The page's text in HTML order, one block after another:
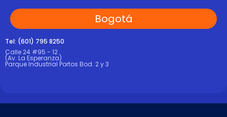
Bogotá
Tel: (601) 795 8250
Calle 24 #95 - 12
(Av. La Esperanza)
Parque Industrial Portos Bod. 2 y 3